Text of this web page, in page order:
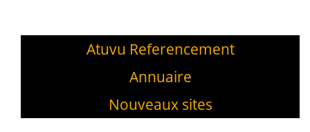
Atuvu Referencement
Annuaire
Nouveaux sites